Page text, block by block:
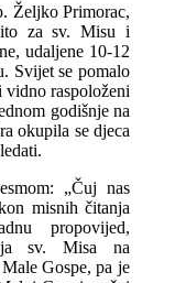
Željko Primorac,
za sv. Misu i
udaljene 10-12
Svijet se pomalo
vidno raspoloženi
godišnje na
okupila se djeca
„Čuj nas
misnih čitanja
propovijed,
sv. Misa na
Gospe, pa je